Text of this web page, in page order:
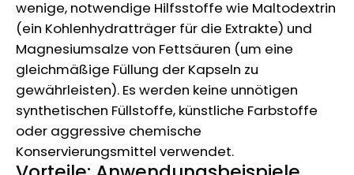
wenige, notwendige Hilfsstoffe wie Maltodextrin
(ein Kohlenhydratträger für die Extrakte) und
Magnesiumsalze von Fettsäuren (um eine
gleichmäßige Füllung der Kapseln zu
gewährleisten). Es werden keine unnötigen
synthetischen Füllstoffe, künstliche Farbstoffe
oder aggressive chemische
Konservierungsmittel verwendet.